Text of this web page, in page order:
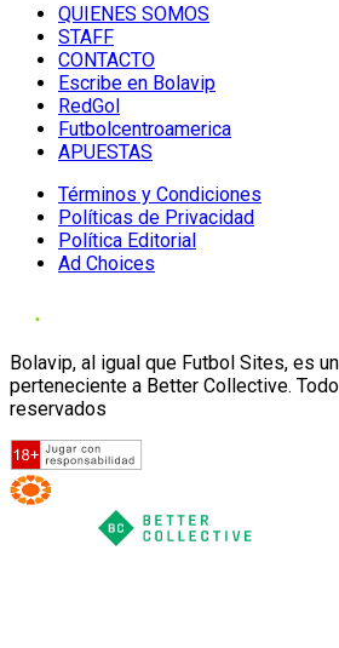
QUIENES SOMOS
STAFF
CONTACTO
Escribe en Bolavip
RedGol
Futbolcentroamerica
APUESTAS
Términos y Condiciones
Políticas de Privacidad
Política Editorial
Ad Choices
Bolavip, al igual que Futbol Sites, es
perteneciente a Better Collective.
reservados